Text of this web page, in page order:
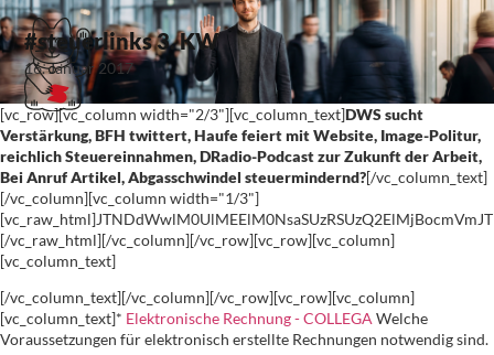
#steuerlinks 3. KW
16. Januar 2017
[vc_row][vc_column width="2/3"][vc_column_text]DWS sucht
Verstärkung, BFH twittert, Haufe feiert mit Website, Image-Politur,
reichlich Steuereinnahmen, DRadio-Podcast zur Zukunft der Arbeit,
Bei Anruf Artikel, Abgasschwindel steuermindernd?[/vc_column_text]
[/vc_column][vc_column width="1/3"]
[/vc_raw_html][/vc_column][/vc_row][vc_row][vc_column]
[vc_column_text]
[/vc_column_text][/vc_column][/vc_row][vc_row][vc_column]
[vc_column_text]* Elektronische Rechnung - COLLEGA Welche
Voraussetzungen für elektronisch erstellte Rechnungen notwendig sind.